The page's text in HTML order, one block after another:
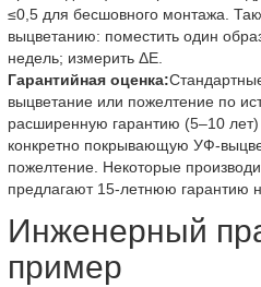
≤0,5 для бесшовного монтажа.
выцветанию: поместить один
недель; измерить ΔE.
Гарантийная оценка:
выцветание или пожелтение по
расширенную гарантию (5–10 лет)
конкретно покрывающую УФ-
пожелтение. Некоторые
предлагают 15-летнюю гарантию
Инженерный
пример